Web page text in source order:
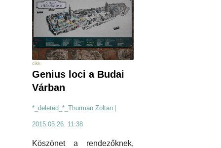
cikk
Genius loci a Budai
Várban
*_deleted_*_Thurman Zoltan |
2015.05.26. 11:38
Köszönet a rendezőknek,